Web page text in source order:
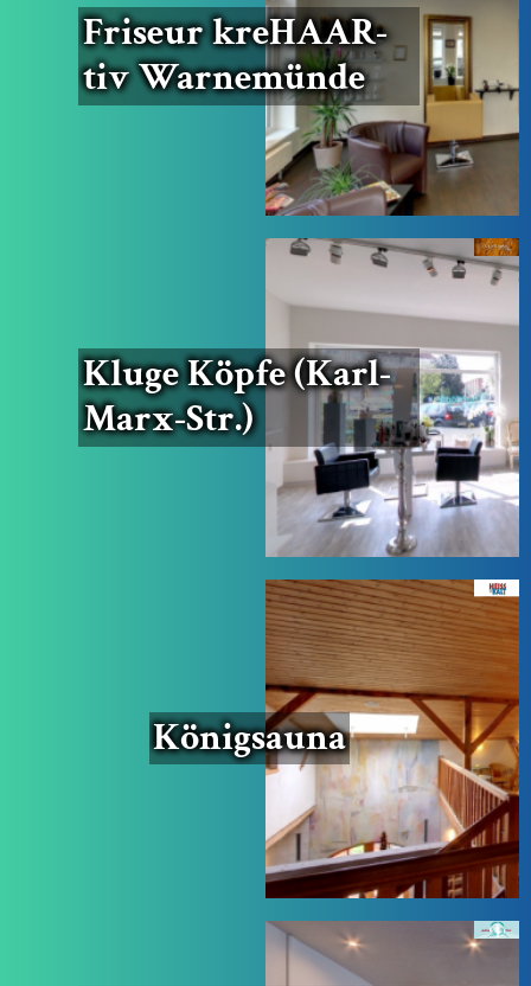
Fri­seur kre­HAAR­
tiv Warnemünde
Klu­ge Köp­fe (Karl-
Marx-Str.)
König­sauna